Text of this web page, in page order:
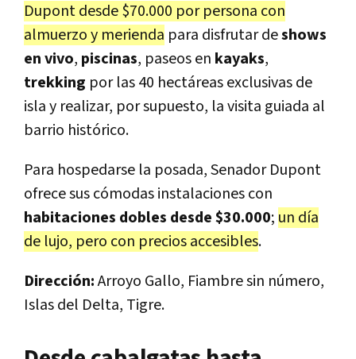
Dupont desde $70.000 por persona con
almuerzo y merienda para disfrutar deshows
en vivo, piscinas, paseos en kayaks,
trekking por las 40 hectáreas exclusivas de
isla y realizar, por supuesto, la visita guiada al
barrio histórico.
Para hospedarse la posada, Senador Dupont
ofrece sus cómodas instalaciones con
habitaciones dobles desde $30.000; un día
de lujo, pero con precios accesibles.
Dirección:Arroyo Gallo, Fiambre sin número,
Islas del Delta, Tigre.